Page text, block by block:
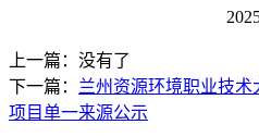
2025年10
上一篇：没有了
下一篇： 兰州资源环境职业技
项目单一来源公示